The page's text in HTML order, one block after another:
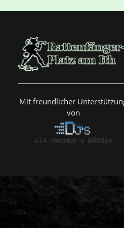
Mit freundlicher
von